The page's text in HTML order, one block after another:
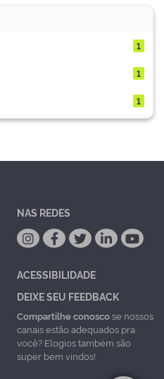
1
1
1
NAS REDES
ACESSIBILIDADE
DEIXE SEU FEEDBACK
Compartilhe conoscose nossos
canais estão adequados pra
você? Elogios também são
super bem vindos!